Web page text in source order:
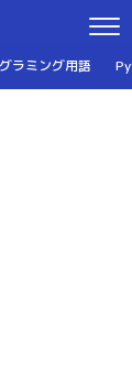
ラミング用語